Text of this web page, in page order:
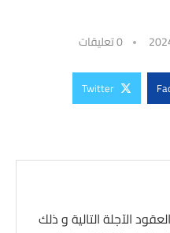
0 تعليقات
Twitter
الآجلة التالية و ذلك